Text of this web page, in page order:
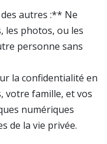
autres :** Ne
les photos, ou les
personne sans
la confidentialité en
votre famille, et vos
numériques
de la vie privée.